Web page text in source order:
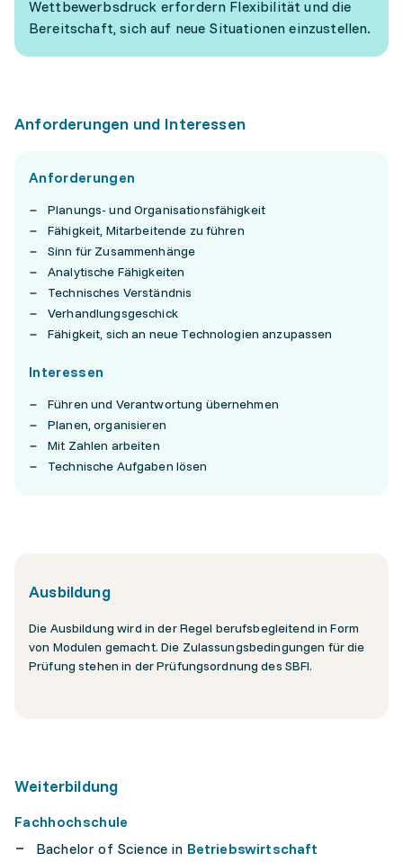
Wettbewerbsdruck erfordern Flexibilität und die
Bereitschaft, sich auf neue Situationen einzustellen.
Anforderungen und Interessen
Anforderungen
Planungs- und Organisationsfähigkeit
Fähigkeit, Mitarbeitende zu führen
Sinn für Zusammenhänge
Analytische Fähigkeiten
Technisches Verständnis
Verhandlungsgeschick
Fähigkeit, sich an neue Technologien anzupassen
Interessen
Führen und Verantwortung übernehmen
Planen, organisieren
Mit Zahlen arbeiten
Technische Aufgaben lösen
Ausbildung
Die Ausbildung wird in der Regel berufsbegleitend in Form
von Modulen gemacht. Die Zulassungsbedingungen für die
Prüfung stehen in der Prüfungsordnung des SBFI.
Weiterbildung
Fachhochschule
Bachelor of Science in Betriebswirtschaft